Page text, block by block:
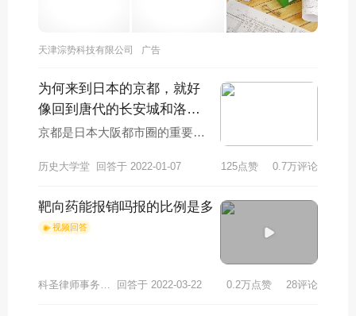
天津淙势科技有限公司 广告
为何来到日本的京都，就好
像回到唐代的长安城和洛阳
城
京都是日本大阪都市圈的重要城
都”的旅游城市。从公元794年桓
历史大学堂 回答于 2022-01-07 125点赞 0.7万评论
靶向药能报销吗报的比例是多
视频回答
科圣律师事务所谢律师 回答于 2022-03-22 0.2万点赞 28评论